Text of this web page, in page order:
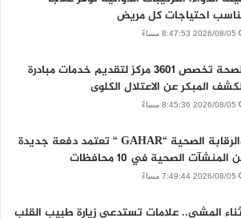
احتياجات كل مريض
2026/08/05 8:47:53 مساءً
الصحة تخصص 3601 مركز لتقديم خدمات مبادرة
المبكر عن الاعتلال الكلوى
2026/08/05 8:45:36 مساءً
والرقابة الصحية “GAHAR “ تعتمد دفعة جديدة
المنشآت الصحية في 10 محافظات
2026/08/05 7:49:44 مساءً
المشى.. علامات تستدعى زيارة طبيب القلب